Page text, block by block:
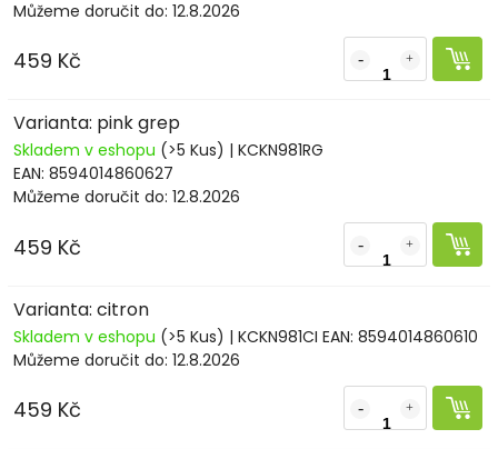
Můžeme doručit do: 12.8.2026
459 Kč
Varianta: pink grep
Skladem v eshopu (>5 Kus) | KCKN981RG
EAN: 8594014860627
Můžeme doručit do: 12.8.2026
459 Kč
Varianta: citron
Skladem v eshopu (>5 Kus) | KCKN981CI EAN: 8594014860610
Můžeme doručit do: 12.8.2026
459 Kč